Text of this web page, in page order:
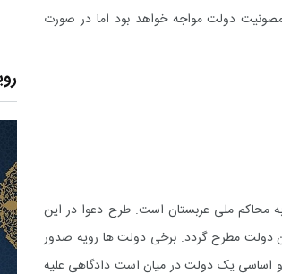
دولت مواجه خواهد بود اما در صورت
محاکم ملی عربستان است. طرح دعوا در این
دولت مطرح گردد. برخی دولت ها رویه صدور
اساسی یک دولت در میان است دادگاهی علیه